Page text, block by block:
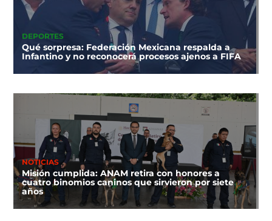
DEPORTES
Qué sorpresa: Federación Mexicana respalda a
Infantino y no reconocerá procesos ajenos a FIFA
NOTICIAS
Misión cumplida: ANAM retira con honores a
cuatro binomios caninos que sirvieron por siete
años